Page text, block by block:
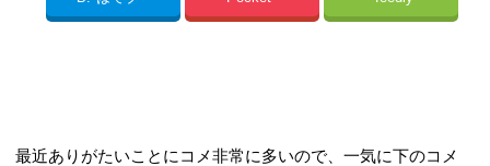
最近ありがたいことにコメ非常に多いので、一気に下のコメ